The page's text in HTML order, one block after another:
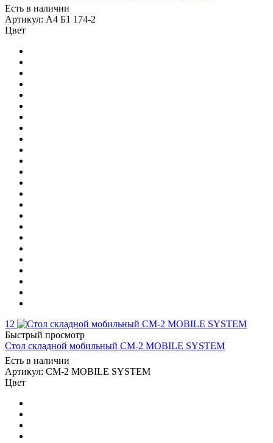
Есть в наличии
Артикул: А4 Б1 174-2
Цвет
12
Быстрый просмотр
Стол складной мобильный СМ-2 MOBILE SYSTEM
Есть в наличии
Артикул: СМ-2 MOBILE SYSTEM
Цвет